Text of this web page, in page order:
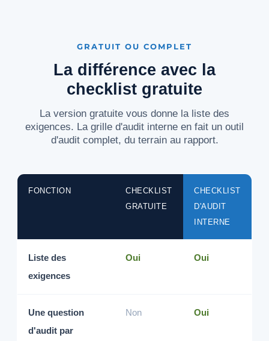
GRATUIT OU COMPLET
La différence avec la
checklist gratuite
La version gratuite vous donne la liste des
exigences. La grille d'audit interne en fait un outil
d'audit complet, du terrain au rapport.
FONCTION
CHECKLIST
GRATUITE
CHECKLIST
D'AUDIT
INTERNE
Liste des
exigences
Oui Oui
Une question
d'audit par
Non Oui